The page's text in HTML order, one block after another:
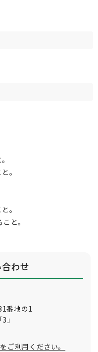
。
。
と。
わせ
番地の1
」
ご利用ください。